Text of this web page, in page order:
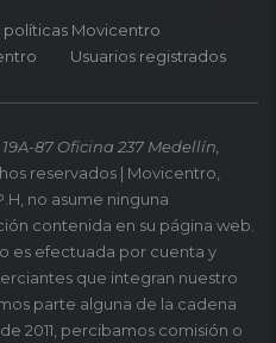
Movicentro
Usuarios registrados
87 Oficina 237 Medellín,
reservados | Movicentro,
no asume ninguna
contenida en su página web.
es efectuada por cuenta y
que integran nuestro
parte alguna de la cadena
2011, percibamos comisión o